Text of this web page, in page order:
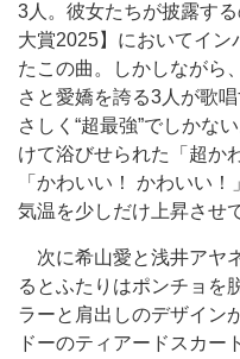
3人。彼女たちが披露す
大賞2025】においてイン
たこの曲。しかしながら
さと愛嬌を誇る3人が歌
さしく“超最強”でしかな
けて浴びせられた「超か
「かわいい！ かわいい
気温を少しだけ上昇させ
次に希山愛と浅井アヤ
るとふたりはポンチョを
ラーと肩出しのデザイン
ドーのティアードスカー